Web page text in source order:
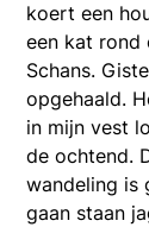
koert een
een kat rond
Schans.
opgehaald.
in mijn vest
de ochtend.
wandeling is
gaan staan